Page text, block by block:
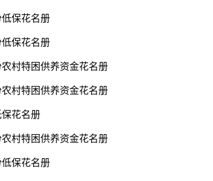
保花名册
保花名册
村特困供养资金花名册
村特困供养资金花名册
花名册
村特困供养资金花名册
保花名册